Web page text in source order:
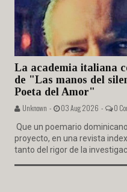
La academia italiana
de "Las manos del
Poeta del Amor"
Unknown - 03 Aug 2026 - 0
Que un poemario
proyecto, en una revista
tanto del rigor de la